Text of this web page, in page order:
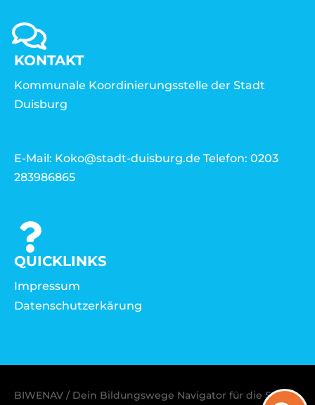
KONTAKT
Kommunale Koordinierungsstelle der Stadt
Duisburg
E-Mail: Koko@stadt-duisburg.de Telefon: 0203
283986865
QUICKLINKS
Impressum
Datenschutzerkärung
BIWENAV / Dein Bildungswege Navigator für die Stadt